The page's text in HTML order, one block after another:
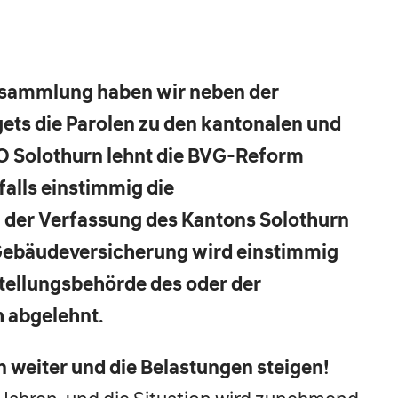
haben wir neben der
die Parolen zu den kantonalen und
Solothurn lehnt die BVG-Reform
einstimmig die
Verfassung des Kantons Solothurn
wird einstimmig
des oder der
abgelehnt.
weiter und die Belastungen steigen!